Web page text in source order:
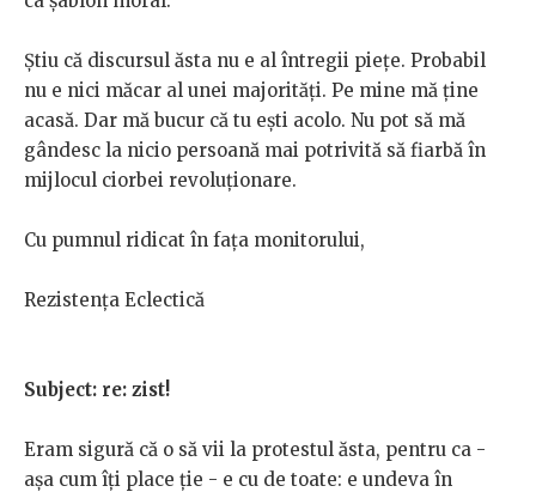
Știu că discursul ăsta nu e al întregii piețe. Probabil
nu e nici măcar al unei majorități. Pe mine mă ține
acasă. Dar mă bucur că tu ești acolo. Nu pot să mă
gândesc la nicio persoană mai potrivită să fiarbă în
mijlocul ciorbei revoluționare.
Cu pumnul ridicat în fața monitorului,
Rezistența Eclectică
Subject: re: zist!
Eram sigură că o să vii la protestul ăsta, pentru ca -
aşa cum îţi place ţie - e cu de toate: e undeva în